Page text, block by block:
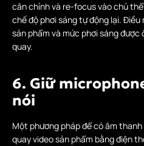
cân chỉnh và re-focus vào chủ
chế độ phơi sáng tự động lại.
sản phẩm và mức phơi sáng
quay.
6. Giữ
nói
Một phương pháp để có âm
quay video sản phẩm bằng điện